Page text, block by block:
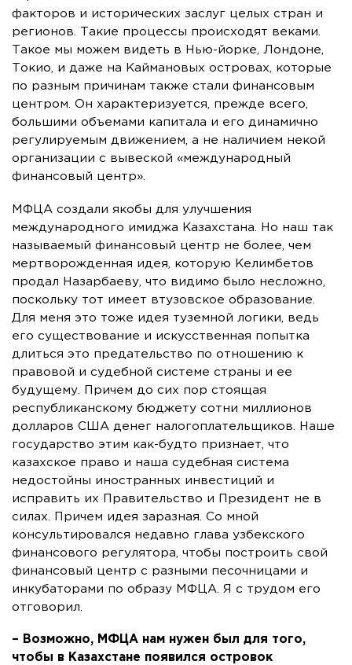
факторов и исторических заслуг целых стран и
регионов. Такие процессы происходят веками.
Такое мы можем видеть в Нью-йорке, Лондоне,
Токио, и даже на Каймановых островах, которые
по разным причинам также стали финансовым
центром. Он характеризуется, прежде всего,
большими объемами капитала и его динамично
регулируемым движением, а не наличием некой
организации с вывеской «международный
финансовый центр».
МФЦА создали якобы для улучшения
международного имиджа Казахстана. Но наш так
называемый финансовый центр не более, чем
мертворожденная идея, которую Келимбетов
продал Назарбаеву, что видимо было несложно,
поскольку тот имеет втузовское образование.
Для меня это тоже идея туземной логики, ведь
его существование и искусственная попытка
длиться это предательство по отношению к
правовой и судебной системе страны и ее
будущему. Причем до сих пор стоящая
республиканскому бюджету сотни миллионов
долларов США денег налогоплательщиков. Наше
государство этим как-будто признает, что
казахское право и наша судебная система
недостойны иностранных инвестиций и
исправить их Правительство и Президент не в
силах. Причем идея заразная. Со мной
консультировался недавно глава узбекского
финансового регулятора, чтобы построить свой
финансовый центр с разными песочницами и
инкубаторами по образу МФЦА. Я с трудом его
отговорил.
– Возможно, МФЦА нам нужен был для того,
чтобы в Казахстане появился островок